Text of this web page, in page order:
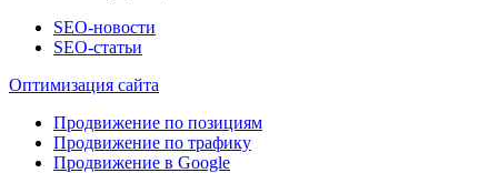
SEO-новости
SEO-cтатьи
Оптимизация сайта
Продвижение по позициям
Продвижение по трафику
Продвижение в Google